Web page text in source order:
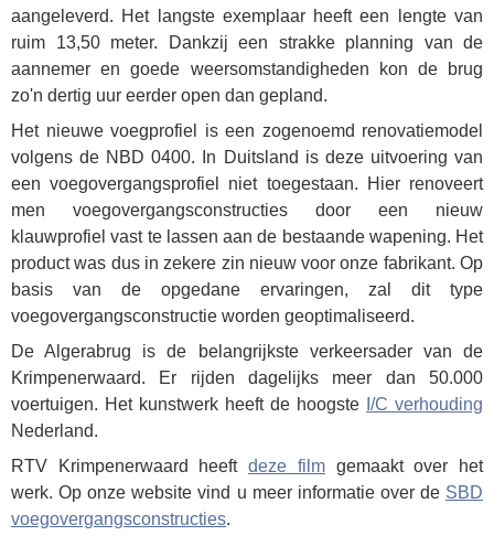
aangeleverd. Het langste exemplaar heeft een lengte van
ruim 13,50 meter. Dankzij een strakke planning van de
aannemer en goede weersomstandigheden kon de brug
zo'n dertig uur eerder open dan gepland.
Het nieuwe voegprofiel is een zogenoemd renovatiemodel
volgens de NBD 0400. In Duitsland is deze uitvoering van
een voegovergangsprofiel niet toegestaan. Hier renoveert
men voegovergangsconstructies door een nieuw
klauwprofiel vast te lassen aan de bestaande wapening. Het
product was dus in zekere zin nieuw voor onze fabrikant. Op
basis van de opgedane ervaringen, zal dit type
voegovergangsconstructie worden geoptimaliseerd.
De Algerabrug is de belangrijkste verkeersader van de
Krimpenerwaard. Er rijden dagelijks meer dan 50.000
voertuigen. Het kunstwerk heeft de hoogste I/C verhouding
Nederland.
RTV Krimpenerwaard heeftdeze filmgemaakt over het
werk. Op onze website vind u meer informatie over de SBD
voegovergangsconstructies.